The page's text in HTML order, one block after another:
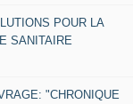
POUR LA
SANITAIRE
"CHRONIQUE